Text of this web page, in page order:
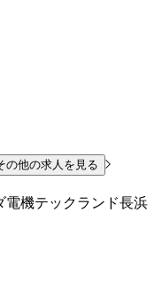
の他の求人を見る
機テックランド長浜